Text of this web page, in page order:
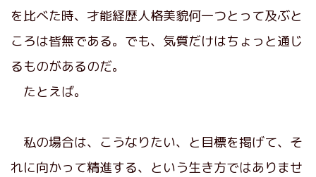
を比べた時、才能経歴人格美貌何一つとって及ぶと
ころは皆無である。でも、気質だけはちょっと通じ
るものがあるのだ。
たとえば。
私の場合は、こうなりたい、と目標を掲げて、そ
れに向かって精進する、という生き方ではありませ